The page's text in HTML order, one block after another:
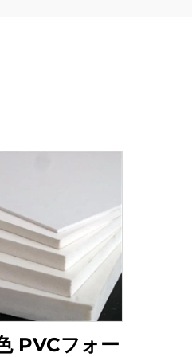
PVCフォー